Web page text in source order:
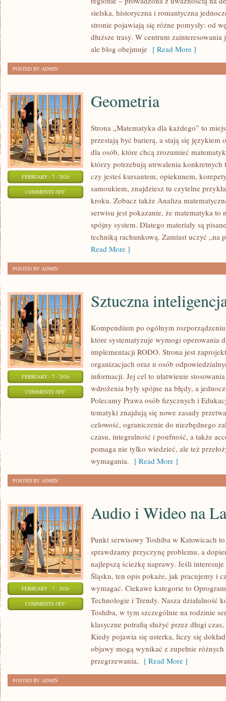
sielska, historyczna i romantyczna
stronie pojawiają się różne pomysły: od
dłuższe trasy. W centrum
ale blog obejmuje [ Read More ]
POSTED BY ADMIN
FEBRUARY - 7 - 2026
COMMENTS OFFON
GEOMETRIA
Geometria
Strona „Matematyka dla każdego” to
przestają być barierą, a stają się językiem
dla osób, które chcą zrozumieć
którzy potrzebują utrwalenia konkretnych
czy jesteś kursantem, opiekunem,
samoukiem, znajdziesz tu czytelne
kroku. Zobacz także Analiza
serwisu jest pokazanie, że matematyka
spójny system. Dlatego materiały są
techniką rachunkową. Zamiast uczyć „na
Read More ]
POSTED BY ADMIN
FEBRUARY - 7 - 2026
COMMENTS OFFON
SZTUCZNA
INTELIGENCJA
Sztuczna
Kompendium po ogólnym
które systematyzuje wymogi operowania
implementacji RODO. Strona jest
organizacjach oraz u osób
informacji. Jej cel to ułatwienie
wdrożenia były spójne na błędy, a
Polecamy Prawa osób fizycznych i
tematyki znajdują się nowe zasady
celowość, ograniczenie do niezbędnego
czasu, integralność i poufność, a także
pomaga nie tylko wiedzieć, ale też
wymagania. [ Read More ]
POSTED BY ADMIN
FEBRUARY - 7 - 2026
COMMENTS OFFON
LAPTOPACH
Audio i Wideo na
Punkt serwisowy Toshiba w Katowicach
sprawdzamy przyczynę problemu, a
najlepszą ścieżkę naprawy. Jeśli
Śląsku, ten opis pokaże, jak pracujemy i
wymagać. Ciekawe kategorie to
Technologie i Trendy. Nasza działalność
Toshiba, w tym szczególnie na rodzinie
klasyczne potrafią służyć przez długi
Kiedy pojawia się usterka, liczy się
objawy mogą wynikać z zupełnie
przegrzewania, [ Read More ]
POSTED BY ADMIN